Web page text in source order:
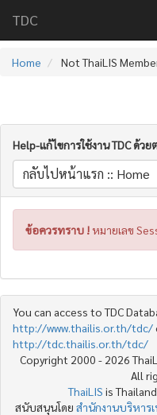
TDC
Home Not ThaiLIS
Help-แก้ไขการใช้งาน TDC ด้วย
กลับไปหน้าแรก :: Home
ข้อควรทราบ ! หมายเลข
You can access to TDC
http://www.thailis.or.th/tdc/
http://tdc.thailis.or.th/tdc/
Copyright 2000 - 2026
All
ThaiLIS is
สนับสนุนโดย สำนักงานบริหาร